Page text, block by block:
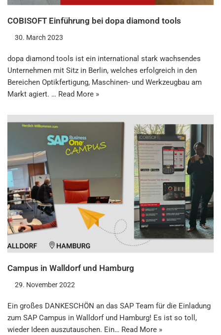
COBISOFT Einführung bei dopa diamond tools
30. March 2023
dopa diamond tools ist ein international stark wachsendes
Unternehmen mit Sitz in Berlin, welches erfolgreich in den
Bereichen Optikfertigung, Maschinen- und Werkzeugbau am
Markt agiert. … Read More »
Campus in Walldorf und Hamburg
29. November 2022
Ein großes DANKESCHÖN an das SAP Team für die Einladung
zum SAP Campus in Walldorf und Hamburg! Es ist so toll,
wieder Ideen auszutauschen. Ein… Read More »